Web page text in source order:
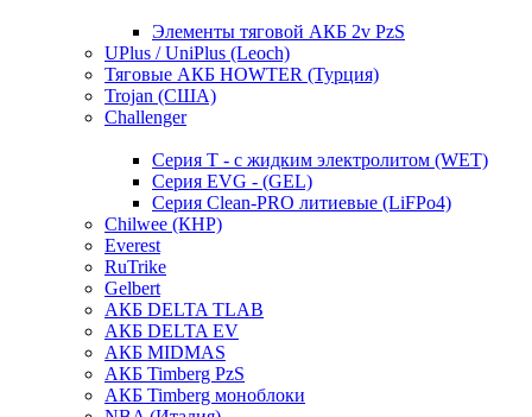
Элементы тяговой АКБ 2v PzS
UPlus / UniPlus (Leoch)
Тяговые АКБ HOWTER (Турция)
Trojan (США)
Challenger
Серия T - с жидким электролитом (WET)
Серия EVG - (GEL)
Серия Clean-PRO литиевые (LiFPo4)
Chilwee (КНР)
Everest
RuTrike
Gelbert
АКБ DELTA TLAB
АКБ DELTA EV
АКБ MIDMAS
АКБ Timberg PzS
АКБ Timberg моноблоки